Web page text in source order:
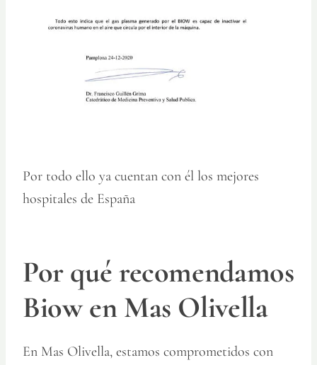
Por todo ello ya cuentan con él los mejores
hospitales de España
Por qué recomendamos
Biow en Mas Olivella
En Mas Olivella, estamos comprometidos con